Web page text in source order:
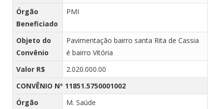
Órgão
Beneficiado
PMI
Objeto do
Convênio
Pavimentação bairro santa Rita de Cassia
é bairro Vitória
Valor R$
2.020.000.00
CONVÊNIO Nº 11851.5750001002
Órgão
M. Saúde